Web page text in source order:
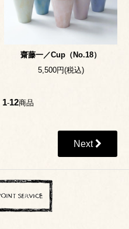
齋藤一／Cup（No.18）
5,500円(税込)
1-12商品
Next